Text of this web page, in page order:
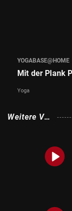
YOGABASE@HOME
Mit der Plank
Yoga
Weitere Vi